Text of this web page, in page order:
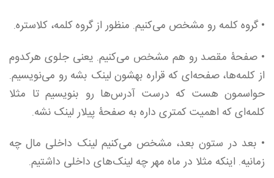
• گروه کلمه رو مشخص می‌کنیم. منظور از گروه کلمه، کلاستره.
• صفحۀ مقصد رو هم مشخص می‌کنیم. یعنی جلوی هرکدوم
از کلمه‌ها، صفحه‌ای که قراره بهشون لینک بشه رو می‌نویسیم.
حواسمون هست که درست آدرس‌ها رو بنویسیم تا مثلا
کلمه‌ای که اهمیت کمتری داره به صفحۀ پیلار لینک نشه.
• بعد در ستون بعد، مشخص می‌کنیم لینک داخلی مال چه
زمانیه. اینکه مثلا در ماه مهر چه لینک‌های داخلی داشتیم.